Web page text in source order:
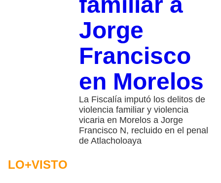
Jorge
Francisco
en Morelos
La Fiscalía imputó los delitos de
violencia familiar y violencia
vicaria en Morelos a Jorge
Francisco N, recluido en el penal
de Atlacholoaya
LO+VISTO